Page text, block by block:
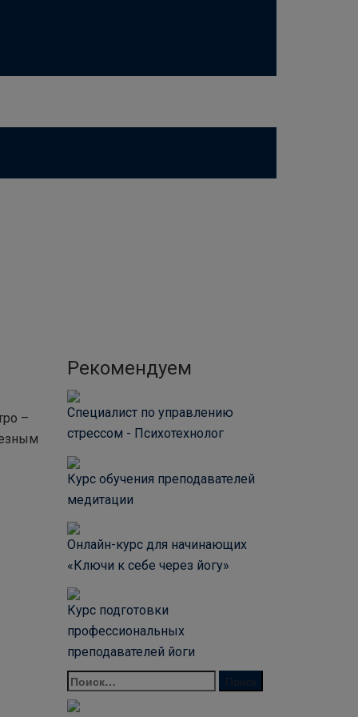
–
Рекомендуем
Специалист по управлению
стрессом - Психотехнолог
Курс обучения преподавателей
медитации
Онлайн-курс для начинающих
«Ключи к себе через йогу»
Курс подготовки
профессиональных
преподавателей йоги